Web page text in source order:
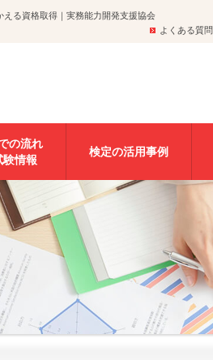
る資格取得｜実務能力開発支援協会
よくある質問
の流れ
験情報
検定の活用事例